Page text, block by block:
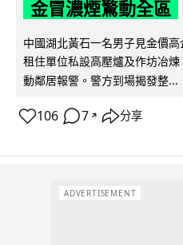
金冒濃煙驚動全區
中國湖北黃石一名男子見金價
租住單位私設高壓爐及作坊冶
動鄰居報警。警方到場揭發整...
106 7 ↗ 分享
ADVERTISEMENT